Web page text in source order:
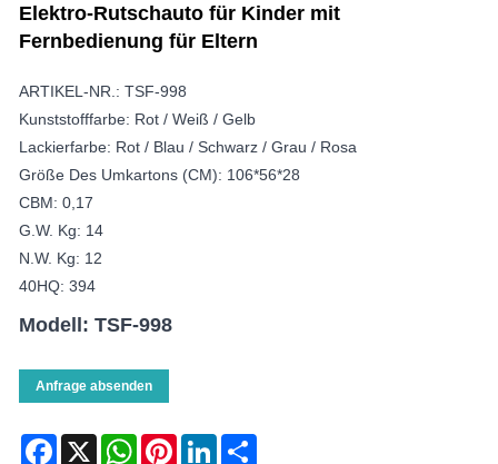
Elektro-Rutschauto für Kinder mit
Fernbedienung für Eltern
ARTIKEL-NR.: TSF-998
Kunststofffarbe: Rot / Weiß / Gelb
Lackierfarbe: Rot / Blau / Schwarz / Grau / Rosa
Größe Des Umkartons (CM): 106*56*28
CBM: 0,17
G.W. Kg: 14
N.W. Kg: 12
40HQ: 394
Modell: TSF-998
Anfrage absenden
Facebook
X WhatsAppPinterestLinkedIn